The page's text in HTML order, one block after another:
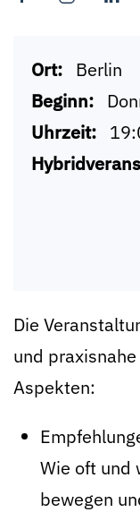
Ort: Berlin
Beginn:
Uhrzeit:
Die
und
Aspekten:
Wie oft und
bewegen